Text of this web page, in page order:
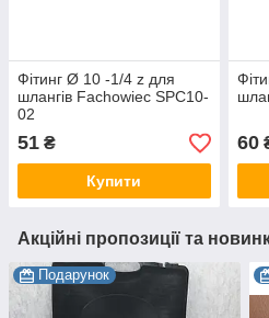
Фітинг Ø 10 -1/4 z для
шлангів Fachowiec SPC10-
02
51 ₴
Купити
60
Акційні пропозиції та
Подарунок